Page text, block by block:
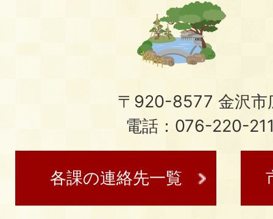
〒920-8577 金沢市
電話：076-220-
各課の連絡先一覧